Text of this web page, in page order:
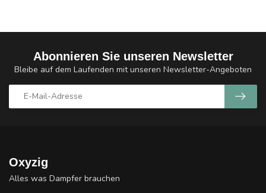
Abonnieren Sie unseren Newsletter
Bleibe auf dem Laufenden mit unseren Newsletter-Angeboten
Oxyzig
Alles was Dampfer brauchen